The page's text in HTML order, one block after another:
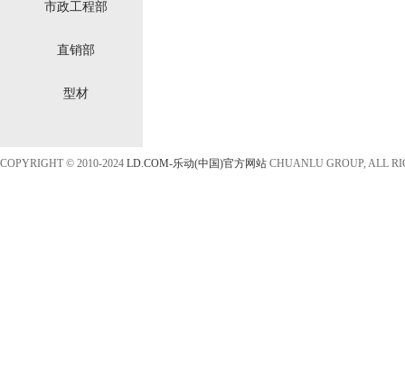
市政工程部
直销部
型材
COPYRIGHT © 2010-2024 LD.COM-乐动(中国)官方网站 CHUANLU GROUP, ALL